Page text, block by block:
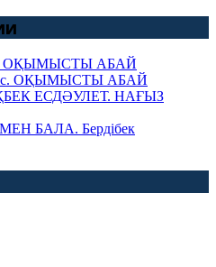
ОҚЫМЫСТЫ АБАЙ
ОҚЫМЫСТЫ АБАЙ
ЕСДӘУЛЕТ. НАҒЫЗ
БАЛА. Бердібек